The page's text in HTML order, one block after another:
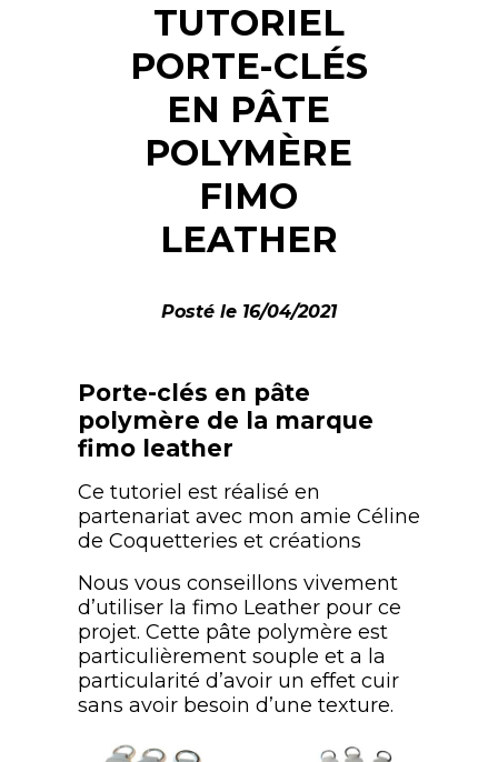
TUTORIEL
PORTE-CLÉS
EN PÂTE
POLYMÈRE
FIMO
LEATHER
Posté le 16/04/2021
Porte-clés en pâte
polymère de la marque
fimo leather
Ce tutoriel est réalisé en
partenariat avec mon amie Céline
de Coquetteries et créations
Nous vous conseillons vivement
d’utiliser la fimo Leather pour ce
projet. Cette pâte polymère est
particulièrement souple et a la
particularité d’avoir un effet cuir
sans avoir besoin d’une texture.